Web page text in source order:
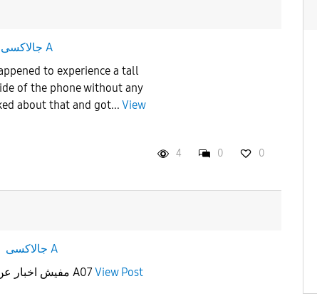
جالاكسى A
to experience a tall
of the phone without any
about that and got... View
4 0 0
جالاكسى A
مفيش اخبار عن التحديث (الإصلاحي) لل A07 View Post